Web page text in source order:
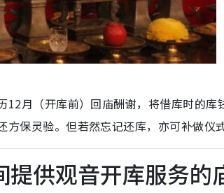
12月（开库前）回庙酬谢，将借库时的
保灵验。但若然忘记还库，亦可补做仪
供观音开库服务的